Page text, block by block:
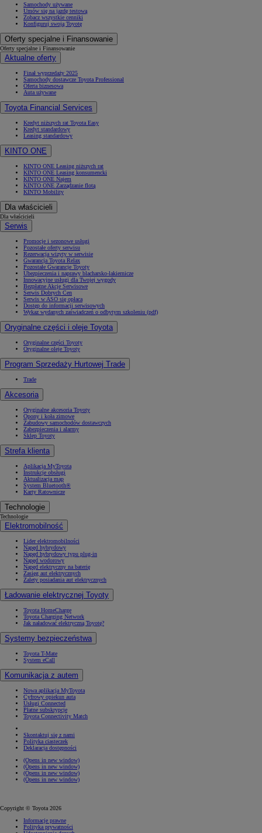
Samochody używane
Umów się na jazdę testową
Zobacz wszystkie cenniki
Konfiguruj swoją Toyotę
Oferty specjalne i Finansowanie
Oferty specjalne i Finansowanie
Aktualne oferty
Finał wyprzedaży 2025
Samochody dostawcze Toyota Professional
Oferta biznesowa
Auta używane
Toyota Financial Services
Kredyt niższych rat Toyota Easy
Kredyt standardowy
Leasing standardowy
KINTO ONE
KINTO ONE Leasing niższych rat
KINTO ONE Leasing konsumencki
KINTO ONE Najem
KINTO ONE Zarządzanie flotą
KINTO Mobility
Dla właścicieli
Dla właścicieli
Serwis
Promocje i sezonowe usługi
Pozostałe oferty serwisu
Rezerwacja wizyty w serwisie
Gwarancja Toyota Relax
Pozostałe Gwarancje Toyoty
Ubezpieczenia i naprawy blacharsko-lakiernicze
Innowacyjne usługi dla Twojej wygody
Bezpłatne Akcje Serwisowe
Serwis Dobrych Cen
Serwis w ASO się opłaca
Dostęp do informacji serwisowych
Wykaz wydanych zaświadczeń o odbytym szkoleniu (pdf)
Oryginalne części i oleje Toyota
Oryginalne części Toyoty
Oryginalne oleje Toyoty
Program Sprzedaży Hurtowej Trade
Trade
Akcesoria
Oryginalne akcesoria Toyoty
Opony i koła zimowe
Zabudowy samochodów dostawczych
Zabezpieczenia i alarmy
Sklep Toyoty
Strefa klienta
Aplikacja MyToyota
Instrukcje obsługi
Aktualizacja map
System Bluetooth®
Karty Ratownicze
Technologie
Technologie
Elektromobilność
Lider elektromobilności
Napęd hybrydowy
Napęd hybrydowy typu plug-in
Napęd wodorowy
Napęd elektryczny na baterię
Zasięg aut elektrycznych
Zalety posiadania aut elektrycznych
Ładowanie elektrycznej Toyoty
Toyota HomeCharge
Toyota Charging Network
Jak naładować elektryczną Toyotę?
Systemy bezpieczeństwa
Toyota T-Mate
System eCall
Komunikacja z autem
Nowa aplikacja MyToyota
Cyfrowy opiekun auta
Usługi Connected
Płatne subskrypcje
Toyota Connectivity Match
Skontaktuj się z nami
Polityka ciasteczek
Deklaracja dostępności
(Opens in new window)
(Opens in new window)
(Opens in new window)
(Opens in new window)
Copyright © Toyota 2026
Informacje prawne
Polityka prywatności